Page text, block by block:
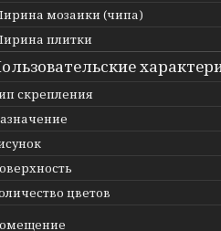
мозаики (чипа)
плитки
скрепления
цветов